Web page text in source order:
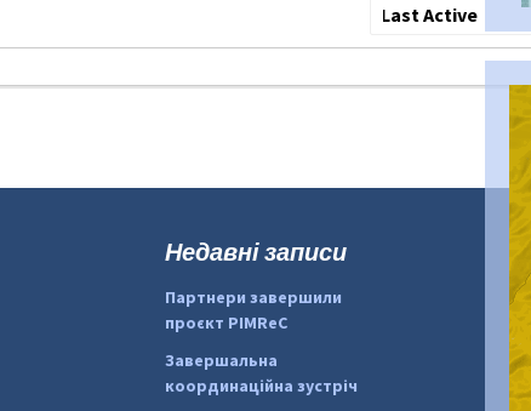
Show:
Недавні записи
Партнери завершили
проєкт PIMReC
Завершальна
координаційна зустріч